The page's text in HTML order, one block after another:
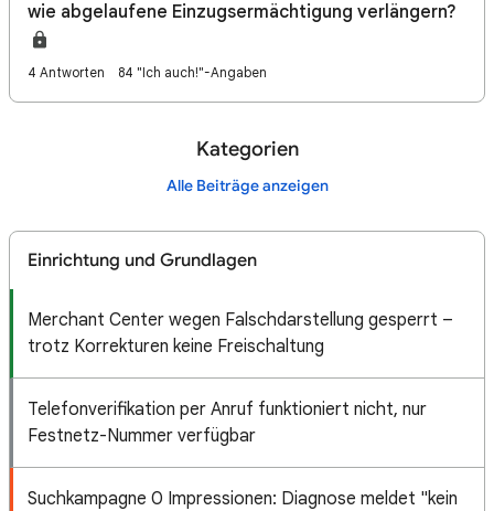
wie abgelaufene Einzugsermächtigung verlängern?
4 Antworten 84 "Ich auch!"-Angaben
Kategorien
Alle Beiträge anzeigen
Einrichtung und Grundlagen
Merchant Center wegen Falschdarstellung gesperrt –
trotz Korrekturen keine Freischaltung
Telefonverifikation per Anruf funktioniert nicht, nur
Festnetz-Nummer verfügbar
Suchkampagne 0 Impressionen: Diagnose meldet "kein